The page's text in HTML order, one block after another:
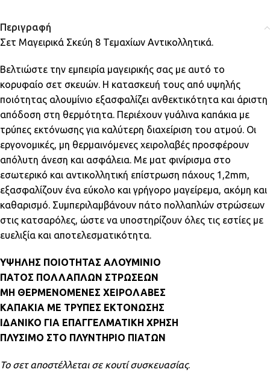
Περιγραφή
Σετ Μαγειρικά Σκεύη 8 Τεμαχίων Αντικολλητικά.
Βελτιώστε την εμπειρία μαγειρικής σας με αυτό το
κορυφαίο σετ σκευών. Η κατασκευή τους από υψηλής
ποιότητας αλουμίνιο εξασφαλίζει ανθεκτικότητα και άριστη
απόδοση στη θερμότητα. Περιέχουν γυάλινα καπάκια με
τρύπες εκτόνωσης για καλύτερη διαχείριση του ατμού. Οι
εργονομικές, μη θερμαινόμενες χειρολαβές προσφέρουν
απόλυτη άνεση και ασφάλεια. Με ματ φινίρισμα στο
εσωτερικό και αντικολλητική επίστρωση πάχους 1,2mm,
εξασφαλίζουν ένα εύκολο και γρήγορο μαγείρεμα, ακόμη και
καθαρισμό. Συμπεριλαμβάνουν πάτο πολλαπλών στρώσεων
στις κατσαρόλες, ώστε να υποστηρίζουν όλες τις εστίες με
ευελιξία και αποτελεσματικότητα.
ΥΨΗΛΗΣ ΠΟΙΟΤΗΤΑΣ AΛΟΥΜΙΝΙΟ
ΠΑΤΟΣ ΠΟΛΛΑΠΛΩΝ ΣΤΡΩΣΕΩΝ
ΜΗ ΘΕΡΜΕΝΟΜΕΝΕΣ ΧΕΙΡΟΛΑΒΕΣ
ΚΑΠΑΚΙΑ ΜΕ ΤΡΥΠΕΣ ΕΚΤΟΝΩΣΗΣ
ΙΔΑΝΙΚΟ ΓΙΑ ΕΠΑΓΓΕΛΜΑΤΙΚΗ ΧΡΗΣΗ
ΠΛΥΣΙΜΟ ΣΤΟ ΠΛΥΝΤΗΡΙΟ ΠΙΑΤΩΝ
Το σετ αποστέλλεται σε κουτί συσκευασίας.